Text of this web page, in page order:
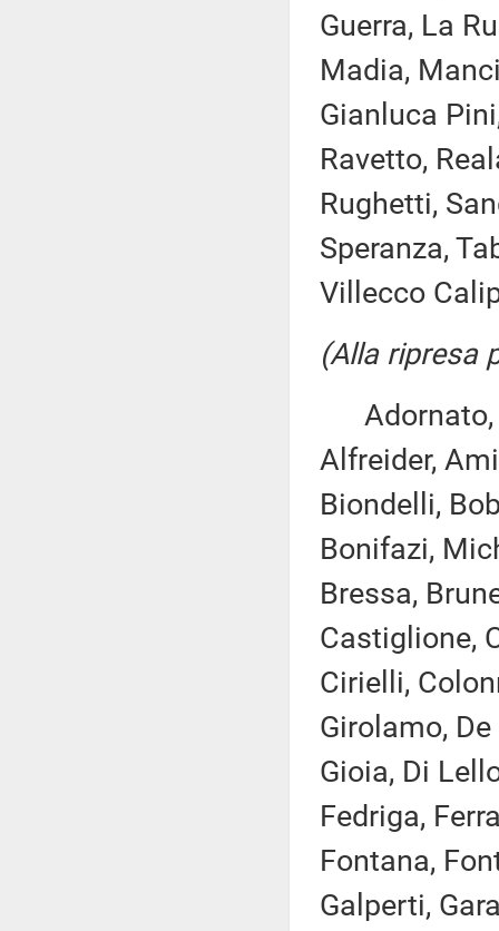
Guerra, La
Madia,
Gianluca
Ravetto,
Rughetti,
Speranza,
Villecco
(Alla ripresa
Adornato,
Alfreider,
Biondelli,
Bonifazi,
Bressa,
Castiglione,
Cirielli,
Girolamo,
Gioia, Di
Fedriga,
Fontana,
Galperti,